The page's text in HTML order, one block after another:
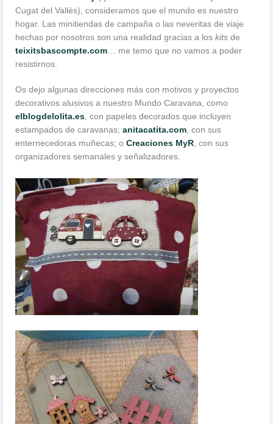
Cugat del Vallès), consideramos que el mundo es nuestro
hogar. Las minitiendas de campaña o las neveritas de viaje
hechas por nosotros son una realidad gracias a loskits de
teixitsbascompte.com … me temo que no vamos a poder
resistirnos.
Os dejo algunas direcciones más con motivos y proyectos
decorativos alusivos a nuestro Mundo Caravana, como
elblogdelolita.es , con papeles decorados que incluyen
estampados de caravanas;anitacatita.com , con sus
enternecedoras muñecas; oCreaciones MyR , con sus
organizadores semanales y señalizadores.